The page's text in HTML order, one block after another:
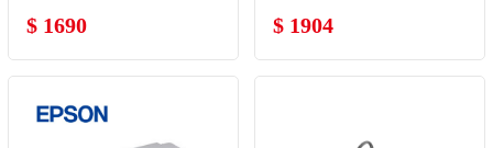
$ 1690 $ 1904